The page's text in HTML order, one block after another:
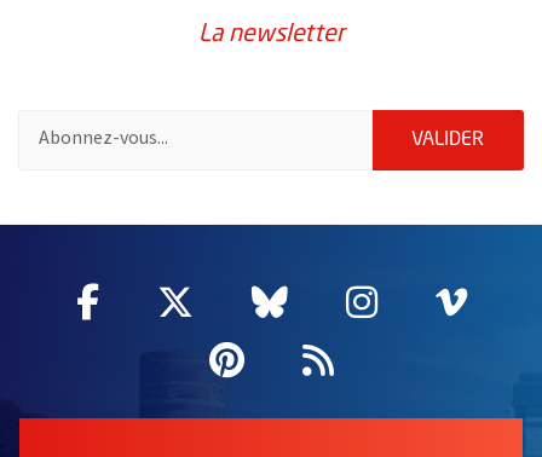
La newsletter
VALIDER
Facebook
, Ouvre une nouvelle fenêtre
Twitter
, Ouvre une nouvelle
Bluesky
, Ouvre une
Instagram
, Ouvre
,
Pinterest
, Ouvre une
Flux RSS